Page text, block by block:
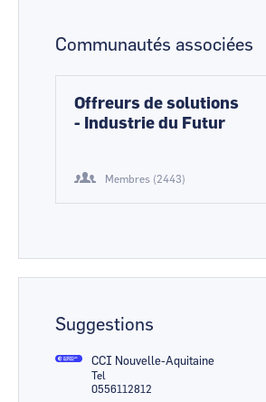
Communautés associées
Offreurs de solutions
- Industrie du Futur
Membres (2443)
Suggestions
CCI Nouvelle-Aquitaine
Tel
0556112812